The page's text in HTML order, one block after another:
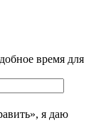
время для
я даю